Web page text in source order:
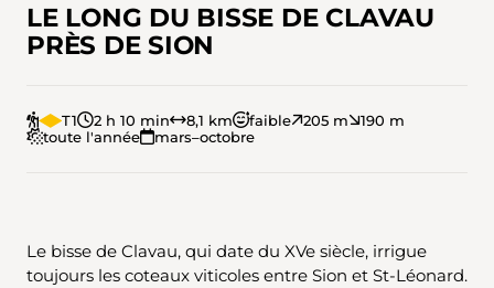
LE LONG DU BISSE DE CLAVAU
PRÈS DE SION
T1 2 h 10 min 8,1 km faible 205 m
190 m
toute l'année
mars–octobre
Le bisse de Clavau, qui date du XVe siècle, irrigue
toujours les coteaux viticoles entre Sion et St-Léonard.